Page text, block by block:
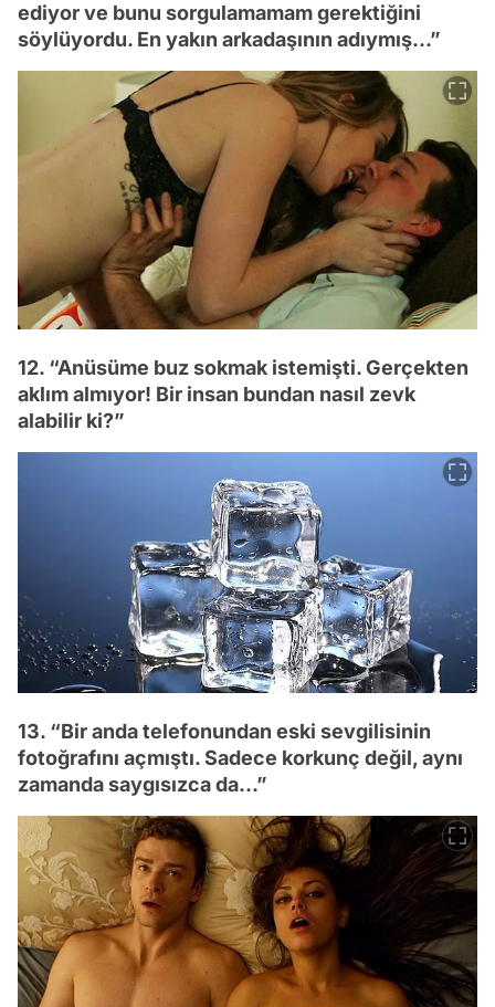
ediyor ve bunu sorgulamamam gerektiğini
söylüyordu. En yakın arkadaşının adıymış…”
12. “Anüsüme buz sokmak istemişti. Gerçekten
aklım almıyor! Bir insan bundan nasıl zevk
alabilir ki?”
13. “Bir anda telefonundan eski sevgilisinin
fotoğrafını açmıştı. Sadece korkunç değil, aynı
zamanda saygısızca da…”